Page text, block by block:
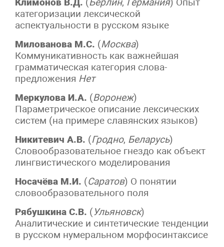
категоризации лексической
аспектуальности в русском языке
Милованова М.С. (Москва)
Коммуникативность как важнейшая
грамматическая категория слова-
предложения Нет
Меркулова И.А. (Воронеж)
Параметрическое описание лексических
систем (на примере славянских языков)
Никитевич А.В. (Гродно, Беларусь)
Словообразовательное гнездо как объект
лингвистического моделирования
Носачёва М.И. (Саратов) О понятии
словообразовательного поля
Рябушкина С.В. (Ульяновск)
Аналитические и синтетические тенденции
в русском нумеральном морфосинтаксисе